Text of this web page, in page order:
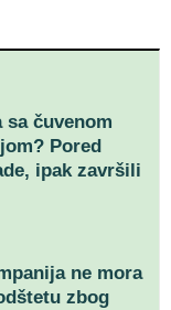
sa čuvenom
Pored
ipak završili
ne mora
zbog